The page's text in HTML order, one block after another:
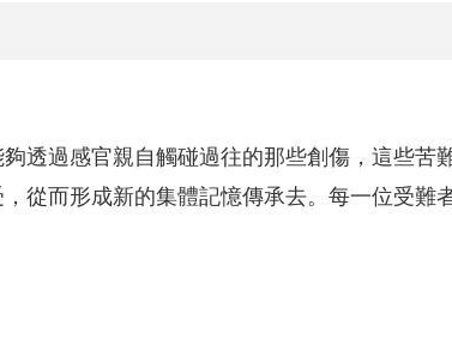
透過感官親自觸碰過往的那些創傷，這些苦
從而形成新的集體記憶傳承去。每一位受難